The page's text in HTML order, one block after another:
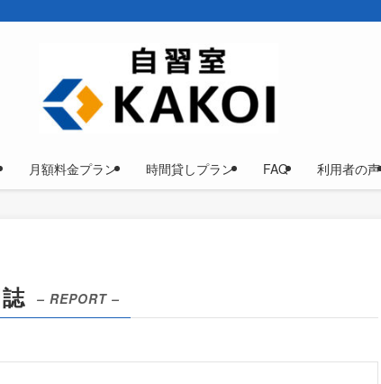
月額料金プラン 時間貸しプラン FAQ 利用者の声
– REPORT –